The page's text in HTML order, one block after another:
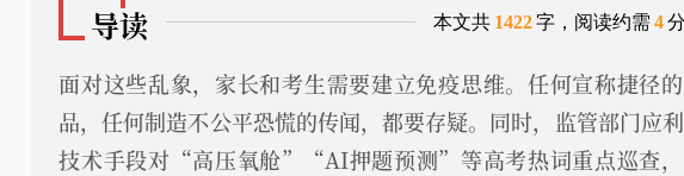
导读 本文共 1422字，阅读约需 4
面对这些乱象，家长和考生需要建立免疫思维。任何宣称捷径
品，任何制造不公平恐慌的传闻，都要存疑。同时，监管部门应
技术手段对“高压氧舱”“AI押题预测”等高考热词重点巡查